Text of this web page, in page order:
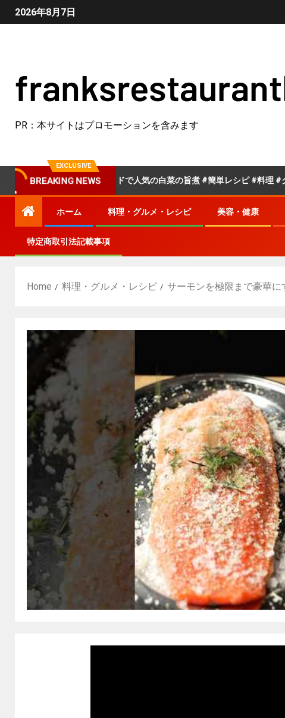
2026年8月7日
PR：本サイトはプロモーションを含みます
EXCLUSIVE
BREAKING NEWS
クックパッドで人気の白菜の旨煮 #簡単レシピ #料理 #クックパッ
ホーム 料理・グルメ・レシピ 美容・健康
特定商取引法記載事項
Home 料理・グルメ・レシピ サーモンを極限まで豪華